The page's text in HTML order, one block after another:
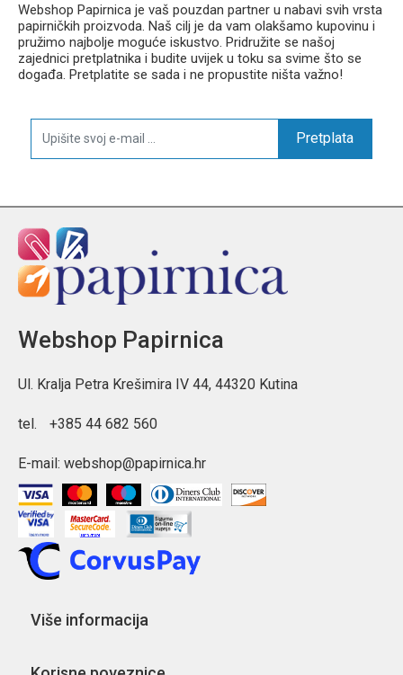
Webshop Papirnica je vaš pouzdan partner u nabavi svih vrsta
papirničkih proizvoda. Naš cilj je da vam olakšamo kupovinu i
pružimo najbolje moguće iskustvo. Pridružite se našoj
zajednici pretplatnika i budite uvijek u toku sa svime što se
događa. Pretplatite se sada i ne propustite ništa važno!
Pretplata
Webshop Papirnica
Ul. Kralja Petra Krešimira IV 44, 44320 Kutina
tel. +385 44 682 560
E-mail: webshop@papirnica.hr
Više informacija